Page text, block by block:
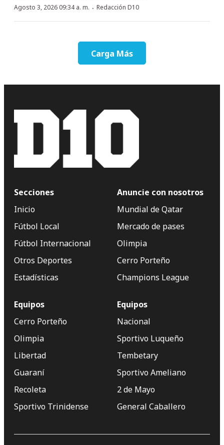
Agosto 3, 2026 09:34 a. m. · Redacción D10
Carga Más
Secciones
Inicio
Fútbol Local
Fútbol Internacional
Otros Deportes
Estadísticas
Anuncie con nosotros
Mundial de Qatar
Mercado de pases
Olimpia
Cerro Porteño
Champions League
Equipos
Cerro Porteño
Olimpia
Libertad
Guaraní
Recoleta
Sportivo Trinidense
Equipos
Nacional
Sportivo Luqueño
Tembetary
Sportivo Ameliano
2 de Mayo
General Caballero